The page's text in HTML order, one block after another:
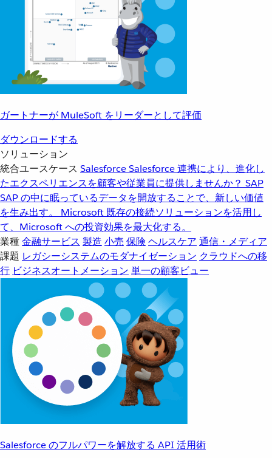
ガートナーが MuleSoft をリーダーとして評価
ダウンロードする
ソリューション
統合ユースケース SalesforceSalesforce 連携により、進化し
たエクスペリエンスを顧客や従業員に提供しませんか？ SAP
SAP の中に眠っているデータを開放することで、新しい価値
を生み出す。
Microsoft 既存の接続ソリューションを活用し
て、Microsoft への投資効果を最大化する。
業種金融サービス 製造 小売 保険 ヘルスケア 通信・メディア
課題 レガシーシステムのモダナイゼーション クラウドへの移
行 ビジネスオートメーション 単一の顧客ビュー
Salesforce のフルパワーを解放する API 活用術